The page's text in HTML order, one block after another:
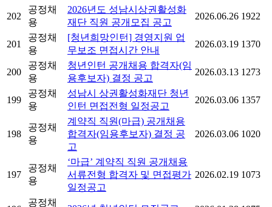
202
공정채
용
2026년도 성남시상권활성화
재단 직원 공개모집 공고
2026.06.26 1922
201
공정채
용
[청년희망인턴] 경영지원 업
무보조 면접시간 안내
2026.03.19 1370
200
공정채
용
청년인턴 공개채용 합격자(임
용후보자) 결정 공고
2026.03.13 1273
199
공정채
용
성남시 상권활성화재단 청년
인턴 면접전형 일정공고
2026.03.06 1357
198
공정채
용
계약직 직원(마급) 공개채용
합격자(임용후보자) 결정 공
고
2026.03.06 1020
197
공정채
용
‘마급’ 계약직 직원 공개채용
서류전형 합격자 및 면접평가
일정공고
2026.02.19 1073
공정채